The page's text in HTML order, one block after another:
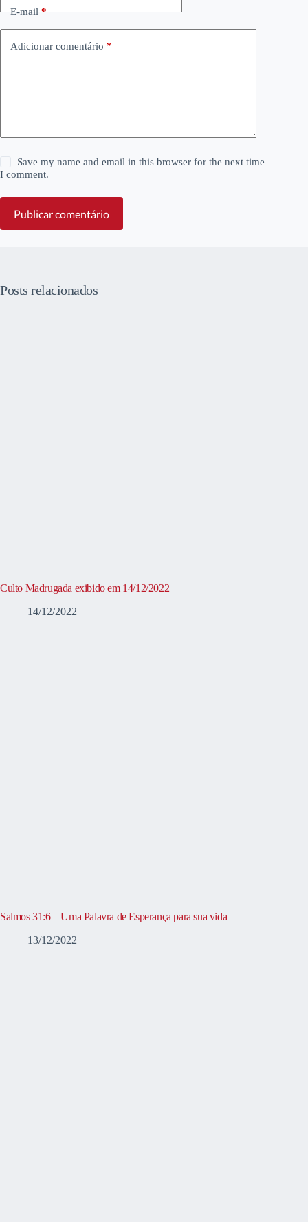
E-mail*
Adicionar comentário *
Save my name and email in this browser for the next time
I comment.
Publicar comentário
Posts relacionados
Culto Madrugada exibido em 14/12/2022
14/12/2022
Salmos 31:6 – Uma Palavra de Esperança para sua vida
13/12/2022